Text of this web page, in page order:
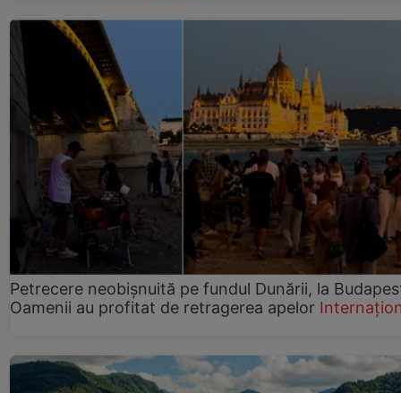
Petrecere neobișnuită pe fundul Dunării, la
Oamenii au profitat de retragerea apelor